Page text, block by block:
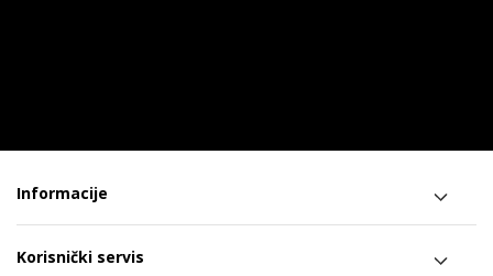
Informacije
Korisnički servis